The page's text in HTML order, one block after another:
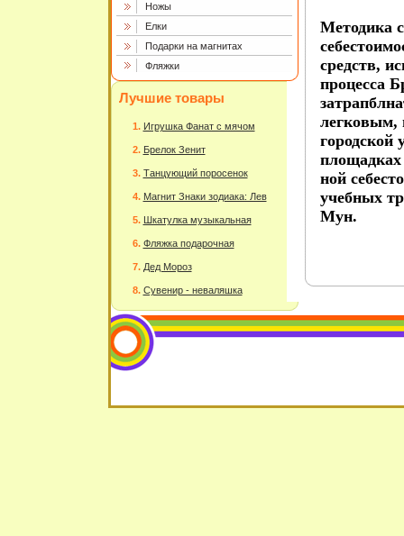
Ножы
Елки
Подарки на магнитах
Фляжки
Лучшие товары
Игрушка Фанат с мячом
Брелок Зенит
Танцующий поросенок
Магнит Знаки зодиака: Лев
Шкатулка музыкальная
Фляжка подарочная
Дед Мороз
Сувенир - неваляшка
Методика
средств,
процесса
легковым,
городской
площадках
ной
учебных
Мун.